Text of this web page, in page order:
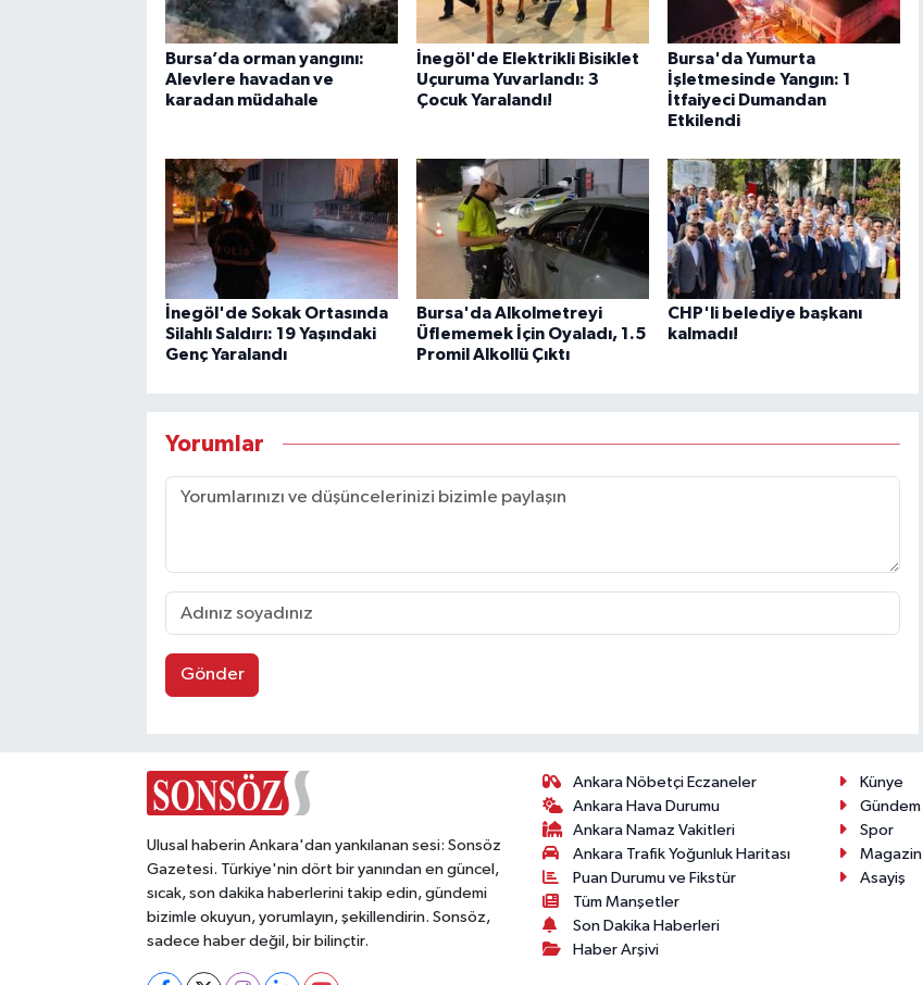
Bursa’da orman yangını:
Alevlere havadan ve
karadan müdahale
İnegöl'de Elektrikli Bisiklet
Uçuruma Yuvarlandı: 3
Çocuk Yaralandı!
Bursa'da Yumurta
İşletmesinde Yangın: 1
İtfaiyeci Dumandan
Etkilendi
İnegöl'de Sokak Ortasında
Silahlı Saldırı: 19 Yaşındaki
Genç Yaralandı
Bursa'da Alkolmetreyi
Üflememek İçin Oyaladı, 1.5
Promil Alkollü Çıktı
CHP'li belediye başkanı
kalmadı!
Yorumlar
Gönder
Ulusal haberin Ankara'dan yankılanan sesi: Sonsöz
Gazetesi. Türkiye'nin dört bir yanından en güncel,
sıcak, son dakika haberlerini takip edin, gündemi
bizimle okuyun, yorumlayın, şekillendirin. Sonsöz,
sadece haber değil, bir bilinçtir.
Ankara Nöbetçi Eczaneler
Ankara Hava Durumu
Ankara Namaz Vakitleri
Ankara Trafik Yoğunluk Haritası
Puan Durumu ve Fikstür
Tüm Manşetler
Son Dakika Haberleri
Haber Arşivi
Künye
Gündem
Spor
Magazin
Asayiş